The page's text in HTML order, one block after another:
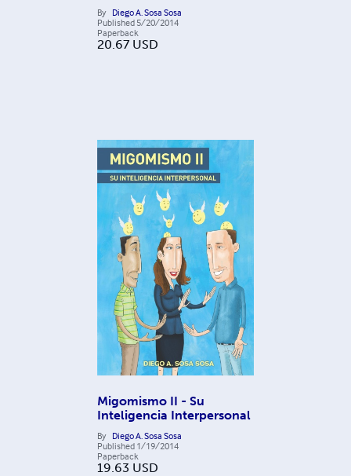
By Diego A. Sosa Sosa
Published 5/20/2014
Paperback
20.67 USD
Migomismo II - Su
Inteligencia Interpersonal
By Diego A. Sosa Sosa
Published 1/19/2014
Paperback
19.63 USD